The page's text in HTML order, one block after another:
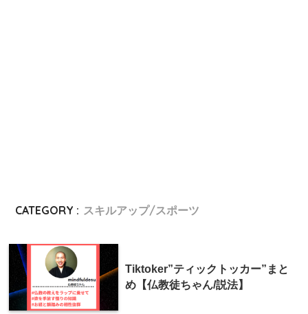
CATEGORY : スキルアップ/スポーツ
Tiktoker”ティックトッカー”まと
め【仏教徒ちゃん/説法】